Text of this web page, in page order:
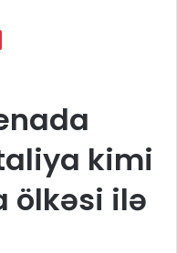
kimi
ölkəsi ilə